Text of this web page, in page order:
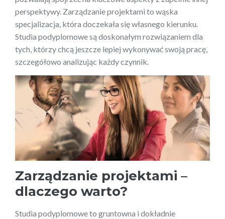
perspektywy. Zarządzanie projektami to wąska
specjalizacja, która doczekała się własnego kierunku.
Studia podyplomowe są doskonałym rozwiązaniem dla
tych, którzy chcą jeszcze lepiej wykonywać swoją pracę,
szczegółowo analizując każdy czynnik.
Zarządzanie projektami –
dlaczego warto?
Studia podyplomowe to gruntowna i dokładnie